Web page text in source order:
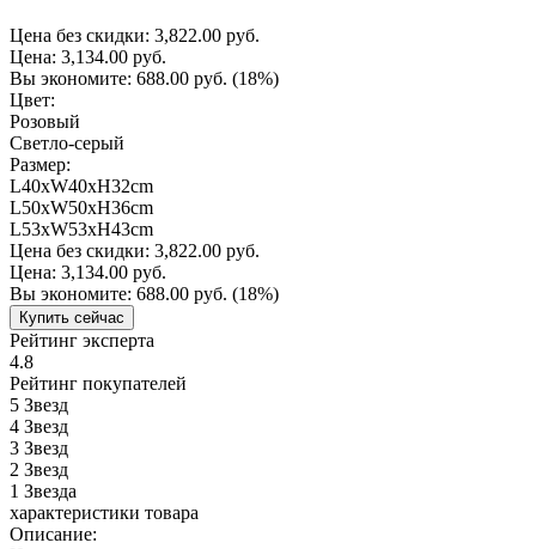
Цена без скидки: 3,822.00 руб.
Цена: 3,134.00 руб.
Вы экономите: 688.00 руб. (18%)
Цвет:
Розовый
Светло-серый
Размер:
L40xW40xH32cm
L50xW50xH36cm
L53xW53xH43cm
Цена без скидки: 3,822.00 руб.
Цена: 3,134.00 руб.
Вы экономите: 688.00 руб. (18%)
Купить сейчас
Рейтинг эксперта
4.8
Рейтинг покупателей
5 Звезд
4 Звезд
3 Звезд
2 Звезд
1 Звезда
характеристики товара
Описание: